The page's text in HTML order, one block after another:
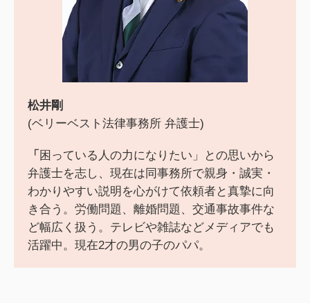
松井剛
(ベリーベスト法律事務所 弁護士)
「 困っている人の力になりたい」との思いから
弁護士を志し、現在は同事務所で親身・誠実・
わかりやすい説明を心がけて依頼者と真摯に向
き合う。労働問題、離婚問題、交通事故事件な
ど幅広く扱う。テレビや雑誌などメディアでも
活躍中。現在2才の男の子のパパ。